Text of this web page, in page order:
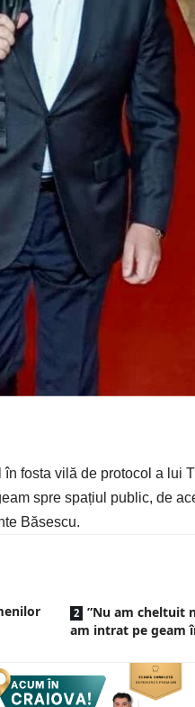
fosta vilă de protocol a lui
spre spațiul public, de
Băsescu.
”Nu am cheltuit
am intrat pe geam